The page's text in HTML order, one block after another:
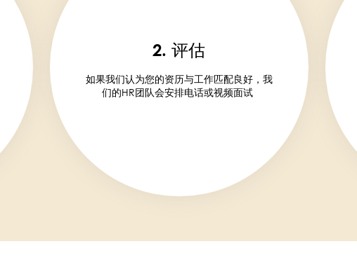
2. 评估
如果我们认为您的资历与工作匹配良好，我
们的HR团队会安排电话或视频面试